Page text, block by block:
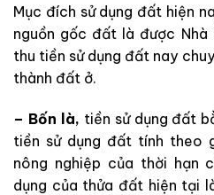
Mục đích sử dụng đất hiện
nguồn gốc đất là được
thu tiền sử dụng đất nay
thành đất ở.
– Bốn là, tiền sử dụng đất
tiền sử dụng đất tính theo
nông nghiệp của thời hạn
dụng của thửa đất hiện tại